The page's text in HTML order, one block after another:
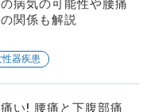
病気の可能性や腰痛
関係も解説
性器疾患
い! 腰痛と下腹部痛